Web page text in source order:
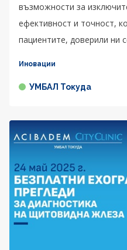
възможности за
ефективност и точност,
пациентите, доверили ни
Иновации
УМБАЛ Токуда